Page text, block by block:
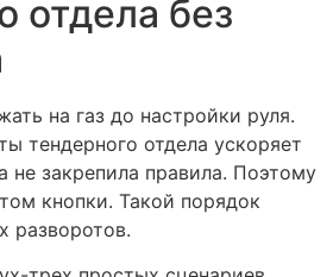
отдела без
на газ до настройки руля.
тендерного отдела ускоряет
не закрепила правила. Поэтому
кнопки. Такой порядок
разворотов.